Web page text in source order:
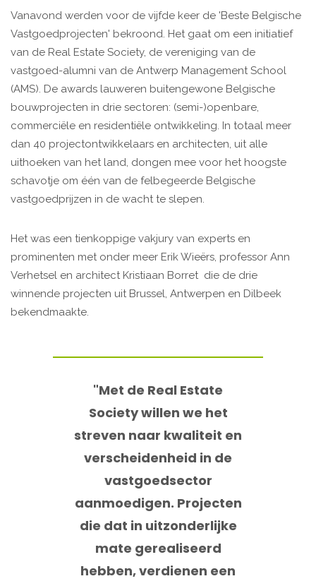
Vanavond werden voor de vijfde keer de 'Beste Belgische
Vastgoedprojecten' bekroond. Het gaat om een initiatief
van de Real Estate Society, de vereniging van de
vastgoed-alumni van de Antwerp Management School
(AMS). De awards lauweren buitengewone Belgische
bouwprojecten in drie sectoren: (semi-)openbare,
commerciële en residentiële ontwikkeling. In totaal meer
dan 40 projectontwikkelaars en architecten, uit alle
uithoeken van het land, dongen mee voor het hoogste
schavotje om één van de felbegeerde Belgische
vastgoedprijzen in de wacht te slepen.
Het was een tienkoppige vakjury van experts en
prominenten met onder meer Erik Wieërs, professor Ann
Verhetsel en architect Kristiaan Borret die de drie
winnende projecten uit Brussel, Antwerpen en Dilbeek
bekendmaakte.
"Met de Real Estate
Society willen we het
streven naar kwaliteit en
verscheidenheid in de
vastgoedsector
aanmoedigen. Projecten
die dat in uitzonderlijke
mate gerealiseerd
hebben, verdienen een